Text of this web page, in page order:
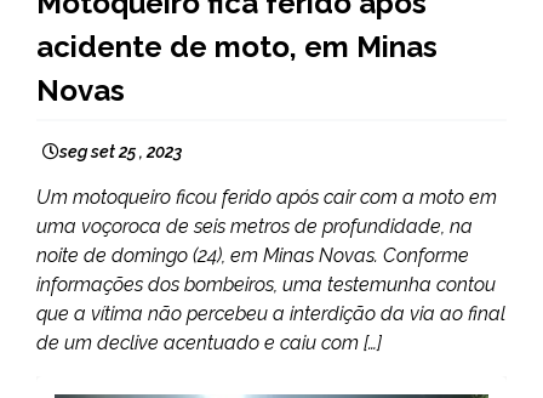
MINAS
GERAIS
acidente de moto, em Minas
Novas
seg set 25 , 2023
Um motoqueiro ficou ferido após cair com a moto em
uma voçoroca de seis metros de profundidade, na
noite de domingo (24), em Minas Novas. Conforme
informações dos bombeiros, uma testemunha contou
que a vítima não percebeu a interdição da via ao final
de um declive acentuado e caiu com […]